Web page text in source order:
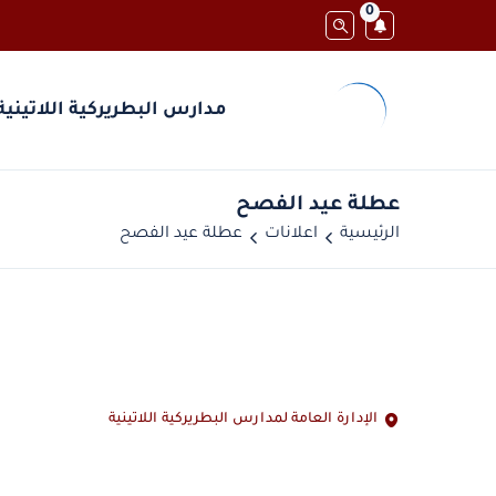
0
مدارس البطريركية
عطلة عيد الفصح
الرئيسية اعلانات عطلة عيد الفصح
الإدارة العامة لمدارس البطريركية اللاتينية